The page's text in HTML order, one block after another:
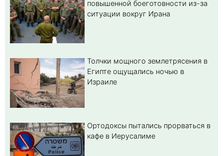
повышенной боеготовности из-за
ситуации вокруг Ирана
Толчки мощного землетрясения в
Египте ощущались ночью в
Израиле
Ортодоксы пытались прорваться в
кафе в Иерусалиме